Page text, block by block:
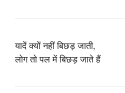
यादें क्यों नहीं बिछड़ जाती,
लोग तो पल में बिछड़ जाते हैं